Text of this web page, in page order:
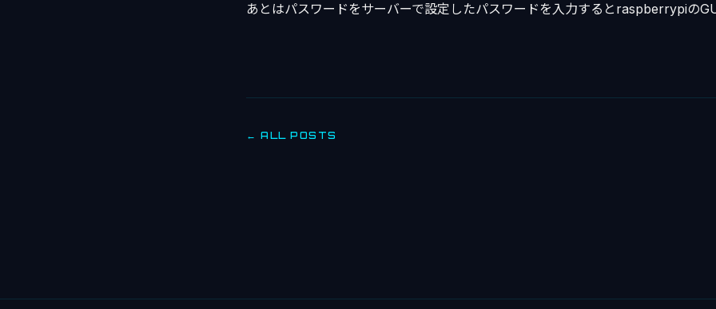
あとはパスワードをサーバーで設定したパスワードを入力するとraspberrypiの
← ALL POSTS